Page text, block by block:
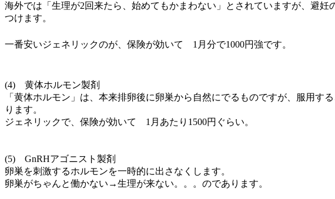
海外では「生理が2回来たら、始めてもかまわない」とされていますが、避
つけます。
一番安いジェネリックのが、保険が効いて 1月分で1000円強です。
(4) 黄体ホルモン製剤
「黄体ホルモン」は、本来排卵後に卵巣から自然にでるものですが、服用
ります。
ジェネリックで、保険が効いて 1月あたり1500円ぐらい。
(5) GnRHアゴニスト製剤
卵巣を刺激するホルモンを一時的に出さなくします。
卵巣がちゃんと働かない→生理が来ない。。。のであります。